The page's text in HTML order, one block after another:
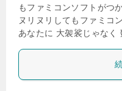
もファミコンソフトがつ
ヌリヌリしてもファミコ
あなたに 大袈裟じゃな